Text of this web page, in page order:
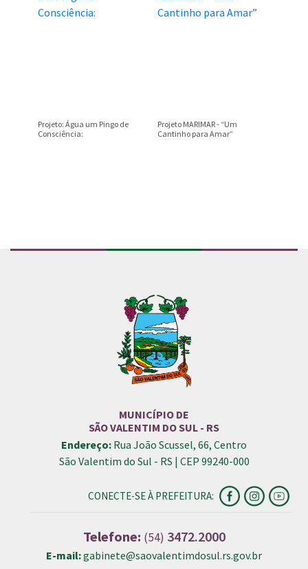
Projeto: Água um Pingo de
Consciência:
Projeto MARIMAR - “Um
Cantinho para Amar”
MUNICÍPIO DE
SÃO VALENTIM DO SUL - RS
Endereço: Rua João Scussel, 66, Centro
São Valentim do Sul - RS | CEP 99240-000
CONECTE-SE À PREFEITURA:
Telefone: (54) 3472.2000
E-mail:gabinete@saovalentimdosul.rs.gov.br